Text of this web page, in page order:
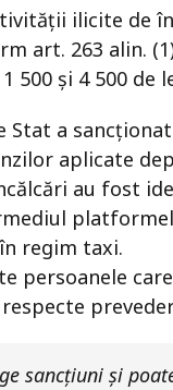
ilicite de
art. 263 alin.
500 și 4 500 de
Stat a
aplicate
au fost
regim taxi.
persoanele
sancțiuni și